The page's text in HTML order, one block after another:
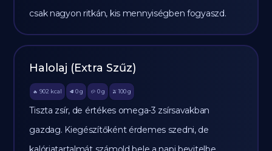
csak nagyon ritkán, kis mennyiségben fogyaszd.
Halolaj (Extra Szűz)
🔥 902 kcal 🥩 0 g 🥔 0g 🫒 100 g
Tiszta zsír, de értékes omega-3 zsírsavakban
gazdag. Kiegészítőként érdemes szedni, de